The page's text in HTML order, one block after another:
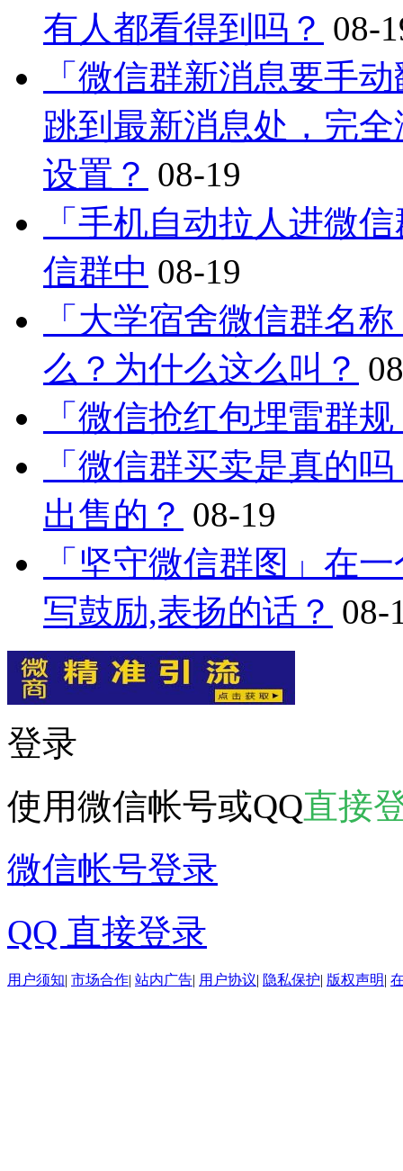
有人都看得到吗？ 08-
「微信群新消息要手
跳到最新消息处，完
设置？ 08-19
「手机自动拉人进微
信群中 08-19
「大学宿舍微信群名
么？为什么这么叫？
「微信抢红包埋雷群
「微信群买卖是真的
出售的？ 08-19
「坚守微信群图」在
写鼓励,表扬的话？ 08-
登录
使用微信帐号或QQ直接
微信帐号登录
QQ 直接登录
用户须知| 市场合作| 站内广告| 用户协议| 隐私保护| 版权声明|